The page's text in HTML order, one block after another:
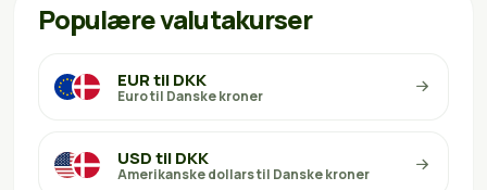
Populære valutakurser
EUR til DKK
Euro til Danske kroner
USD til DKK
Amerikanske dollars til Danske kroner